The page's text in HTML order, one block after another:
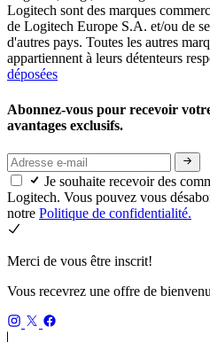
Logitech sont des marques
de Logitech Europe S.A. et/ou de
d'autres pays. Toutes les autres
appartiennent à leurs détenteurs
déposées
Abonnez-vous pour recevoir
avantages exclusifs.
Je souhaite recevoir des
Logitech. Vous pouvez vous
notre Politique de confidentialité.
Merci de vous être inscrit!
Vous recevrez une offre de